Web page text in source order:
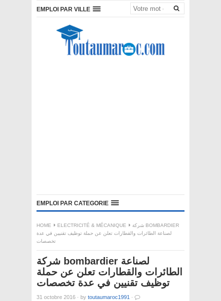
EMPLOI PAR VILLE
EMPLOI PAR CATEGORIE
HOME ELECTRICITÉ & MÉCANIQUE
شركة BOMBARDIER
لصناعة الطائرات والقطارات تعلن عن حملة توظيف تقنيين في عدة
تخصصات
شركة bombardier لصناعة
الطائرات والقطارات تعلن عن حملة
توظيف تقنيين في عدة تخصصات
31 octobre 2016 · by toutaumaroc1991 ·